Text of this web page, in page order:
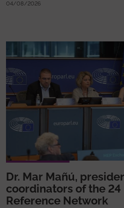
04/08/2026
Dr. Mar Mañú,
coordinators of the 24
Reference Network